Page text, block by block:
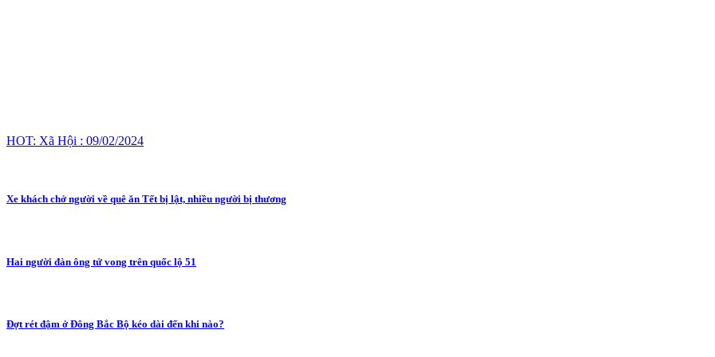
HOT: Xã Hội : 09/02/2024
Xe khách chở người về quê ăn Tết bị lật, nhiều người bị thương
Hai người đàn ông tử vong trên quốc lộ 51
Đợt rét đậm ở Đông Bắc Bộ kéo dài đến khi nào?